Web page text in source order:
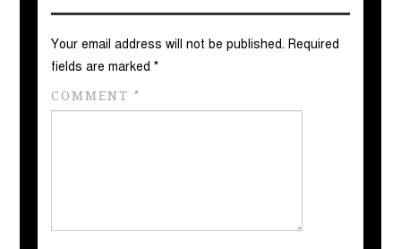
Your email address will not be published. Required
fields are marked*
COMMENT*